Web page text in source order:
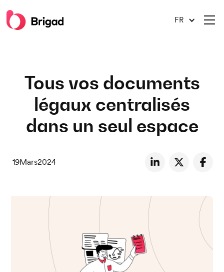
FR
Tous vos documents
légaux centralisés
dans un seul espace
19Mars2024